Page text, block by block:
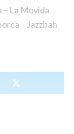
– La Movida
– Jazzbah